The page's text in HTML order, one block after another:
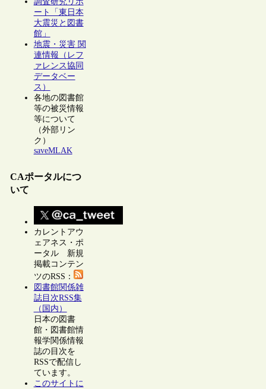
ート「東日本
大震災と図書
館」
地震・災害 関
連情報（レフ
ァレンス協同
データベー
ス）
各地の図書館
等の被災情報
等について
（外部リン
ク）
saveMLAK
CAポータルにつ
いて
カレントアウ
ェアネス・ポ
ータル 新規
掲載コンテン
ツのRSS：
図書館関係雑
誌目次RSS集
（国内）
日本の図書
館・図書館情
報学関係情報
誌の目次を
RSSで配信し
ています。
このサイトに